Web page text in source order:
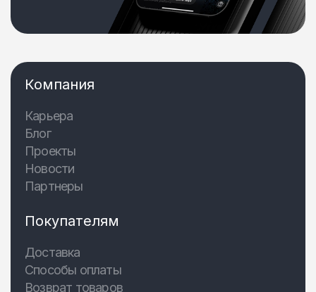
Компания
Карьера
Блог
Проекты
Новости
Партнеры
Покупателям
Доставка
Способы оплаты
Возврат товаров